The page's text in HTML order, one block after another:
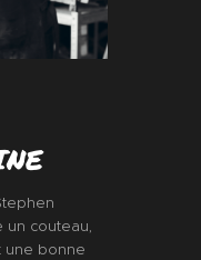
un couteau,
une bonne